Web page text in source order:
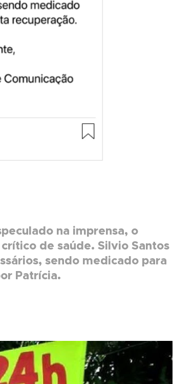
na imprensa, o
de saúde. Silvio Santos
sendo medicado para
Patrícia.